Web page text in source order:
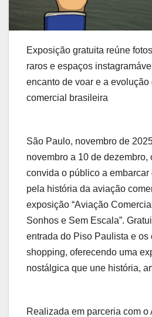
Exposição gratuita reúne
raros e espaços
encanto de voar e a evolução
comercial brasileira
São Paulo, novembro de
novembro a 10 de
convida o público a embarcar
pela história da aviação
exposição “Aviação
Sonhos e Sem Escala”.
entrada do Piso Paulista e os
shopping, oferecendo uma
nostálgica que une história,
Realizada em parceria com